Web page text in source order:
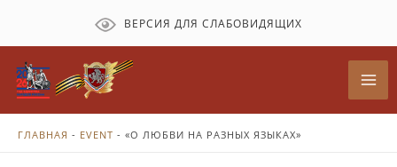
содержимому
ВЕРСИЯ ДЛЯ СЛАБОВИДЯЩИХ
ГЛАВНАЯ - EVENT - «О ЛЮБВИ НА РАЗНЫХ ЯЗЫКАХ»